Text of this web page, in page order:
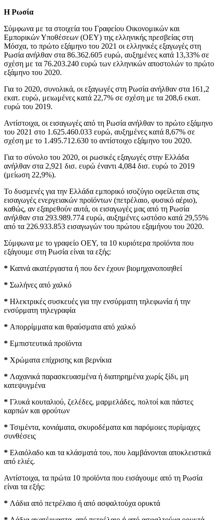
Η Ρωσία
Σύμφωνα με τα στοιχεία του Γραφείου Οικονομικών και
Εμπορικών Υποθέσεων (ΟΕΥ) της ελληνικής πρεσβείας στη
Μόσχα, το πρώτο εξάμηνο του 2021 οι ελληνικές εξαγωγές στη
Ρωσία ανήλθαν στα 86.362.605 ευρώ, αυξημένες κατά 13,33% σε
σχέση με τα 76.203.240 ευρώ των ελληνικών αποστολών το πρώτο
εξάμηνο του 2020.
Για το 2020, συνολικά, οι εξαγωγές στη Ρωσία ανήλθαν στα 161,2
εκατ. ευρώ, μειωμένες κατά 22,7% σε σχέση με τα 208,6 εκατ.
ευρώ του 2019.
Αντίστοιχα, οι εισαγωγές από τη Ρωσία ανήλθαν το πρώτο εξάμηνο
του 2021 στο 1.625.460.033 ευρώ, αυξημένες κατά 8,67% σε
σχέση με το 1.495.712.630 το αντίστοιχο εξάμηνο του 2020.
Για το σύνολο του 2020, οι ρωσικές εξαγωγές στην Ελλάδα
ανήλθαν στα 2,921 δισ. ευρώ έναντι 4,084 δισ. ευρώ το 2019
(μείωση 22,9%).
Το δυσμενές για την Ελλάδα εμπορικό ισοζύγιο οφείλεται στις
εισαγωγές ενεργειακών προϊόντων (πετρέλαιο, φυσικό αέριο),
καθώς, αν εξαιρεθούν αυτά, οι εισαγωγές μας από τη Ρωσία
ανήλθαν στα 293.989.774 ευρώ, αυξημένες ωστόσο κατά 29,55%
από τα 226.933.853 εισαγωγών του πρώτου εξαμήνου του 2020.
Σύμφωνα με το γραφείο ΟΕΥ, τα 10 κυριότερα προϊόντα που
εξάγουμε στη Ρωσία είναι τα εξής:
* Καπνά ακατέργαστα ή που δεν έχουν βιομηχανοποιηθεί
* Σωλήνες από χαλκό
* Ηλεκτρικές συσκευές για την ενσύρματη τηλεφωνία ή την
ενσύρματη τηλεγραφία
* Απορρίμματα και θραύσματα από χαλκό
* Εμπιστευτικά προϊόντα
* Χρώματα επίχρισης και βερνίκια
* Λαχανικά παρασκευασμένα ή διατηρημένα χωρίς ξίδι, μη
κατεψυγμένα
* Γλυκά κουταλιού, ζελέδες, μαρμελάδες, πολτοί και πάστες
καρπών και φρούτων
* Τσιμέντα, κονιάματα, σκυροδέματα και παρόμοιες πυρίμαχες
συνθέσεις
* Ελαιόλαδο και τα κλάσματά του, που λαμβάνονται αποκλειστικά
από ελιές.
Αντίστοιχα, τα πρώτα 10 προϊόντα που εισάγουμε από τη Ρωσία
είναι τα εξής:
* Λάδια από πετρέλαιο ή από ασφαλτούχα ορυκτά